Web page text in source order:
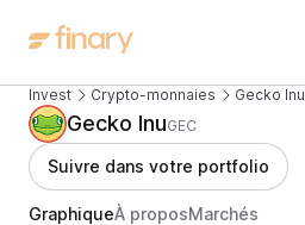
Invest Crypto-monnaies Gecko Inu
Gecko InuGEC
Suivre dans votre portfolio
GraphiqueÀ proposMarchés